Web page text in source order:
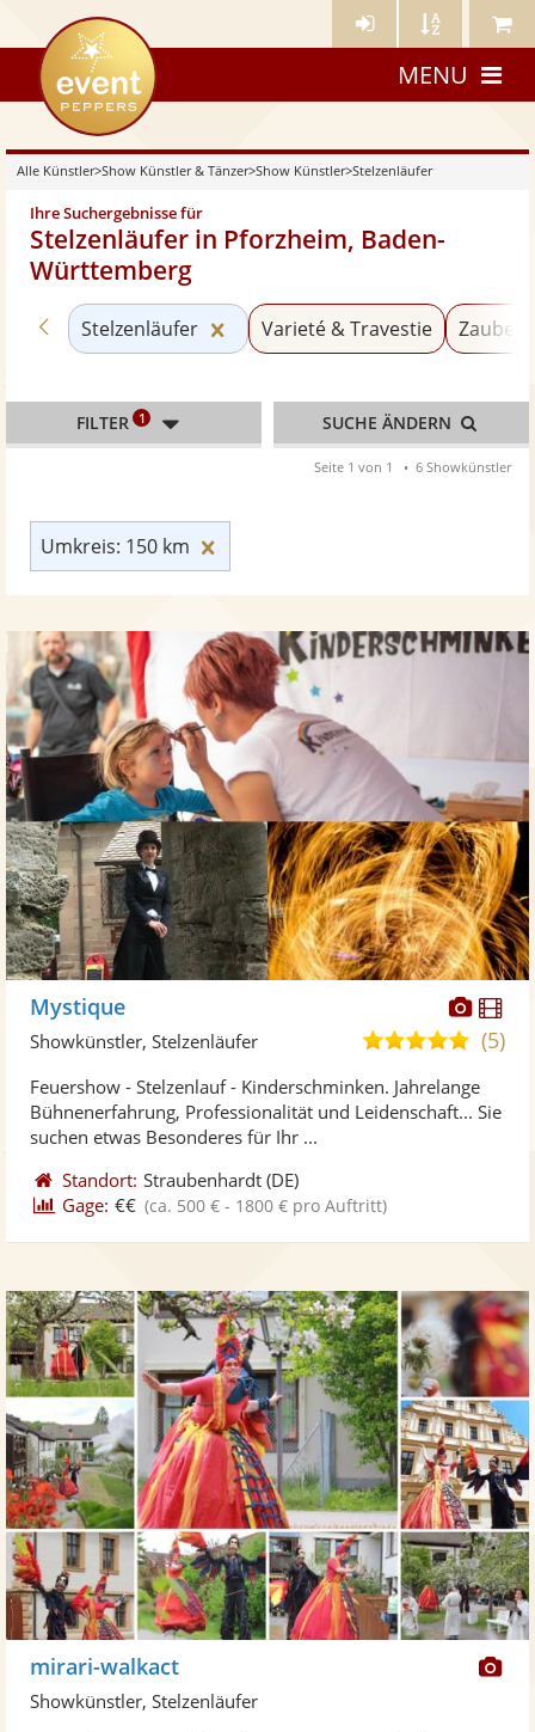
Künstler- Künstler Meine
eventpeppers
MENU
Alle Künstler>Show Künstler & Tänzer>Show Künstler>Stelzenläufer
Ihre Suchergebnisse für
Stelzenläufer in Pforzheim, Baden-
Württemberg
Zurück zu «Show Künstler»
Stelzenläufer Kategorie «Stelzenläufer»
Varieté & Travestie
Umkreis: 150 km
FILTER 1 SUCHE ÄNDERN
Seite 1 von 1 6 Showkünstler
Fotos
Mystique
5,0
5
(5)
Showkünstler, Stelzenläufer
Feuershow - Stelzenlauf - Kinderschminken. Jahrelange
Bühnenerfahrung, Professionalität und Leidenschaft... Sie
suchen etwas Besonderes für Ihr ...
Standort: Straubenhardt (DE)
Gage: €€ (ca. 500 € - 1800 € pro Auftritt)
mirari-walkact
Showkünstler, Stelzenläufer